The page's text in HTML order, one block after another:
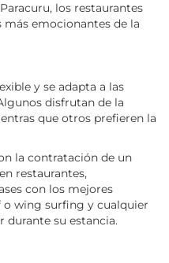
los restaurantes
más emocionantes de la
y se adapta a las
disfrutan de la
que otros prefieren la
la contratación de un
restaurantes,
con los mejores
o wing surfing y cualquier
durante su estancia.